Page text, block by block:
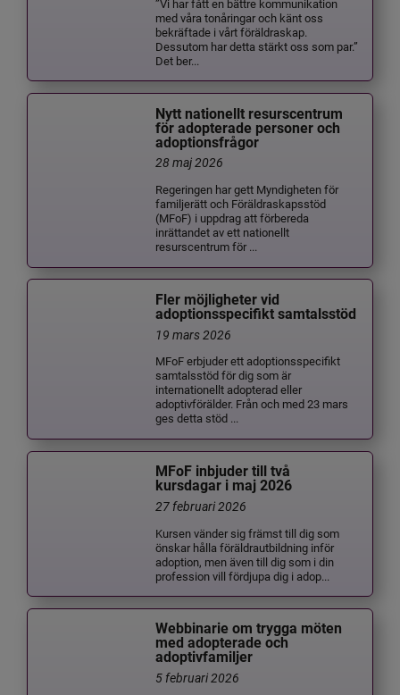
”Vi har fått en bättre kommunikation
med våra tonåringar och känt oss
bekräftade i vårt föräldraskap.
Dessutom har detta stärkt oss som par.”
Det ber...
Nytt nationellt resurscentrum
för adopterade personer och
adoptionsfrågor
28 maj 2026
Regeringen har gett Myndigheten för
familjerätt och Föräldraskapsstöd
(MFoF) i uppdrag att förbereda
inrättandet av ett nationellt
resurscentrum för ...
Fler möjligheter vid
adoptionsspecifikt samtalsstöd
19 mars 2026
MFoF erbjuder ett adoptionsspecifikt
samtalsstöd för dig som är
internationellt adopterad eller
adoptivförälder. Från och med 23 mars
ges detta stöd ...
MFoF inbjuder till två
kursdagar i maj 2026
27 februari 2026
Kursen vänder sig främst till dig som
önskar hålla föräldrautbildning inför
adoption, men även till dig som i din
profession vill fördjupa dig i adop...
Webbinarie om trygga möten
med adopterade och
adoptivfamiljer
5 februari 2026